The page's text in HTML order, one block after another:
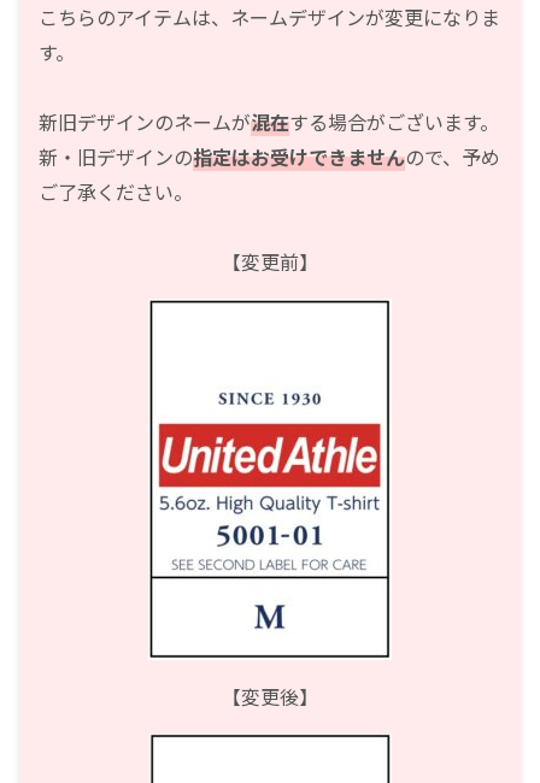
こちらのアイテムは、ネームデザインが変更になりま
す。
新旧デザインのネームが混在する場合がございます。
新・旧デザインの指定はお受けできませんので、予め
ご了承ください。
【変更前】
【変更後】